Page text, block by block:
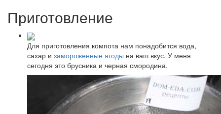
Приготовление
Для приготовления компота нам понадобится вода,
сахар и замороженные ягоды на ваш вкус. У меня
сегодня это брусника и черная смородина.